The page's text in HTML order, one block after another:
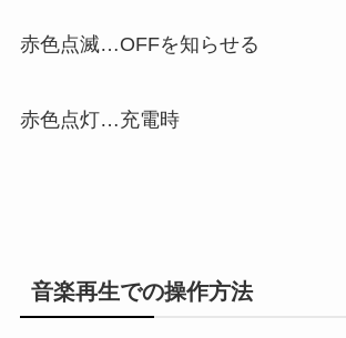
赤色点滅…OFFを知らせる
赤色点灯…充電時
音楽再生での操作方法